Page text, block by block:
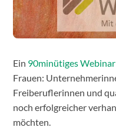
Ein 90minütiges Webinar
Frauen:
Freiberuflerinnen und
noch erfolgreicher
möchten.